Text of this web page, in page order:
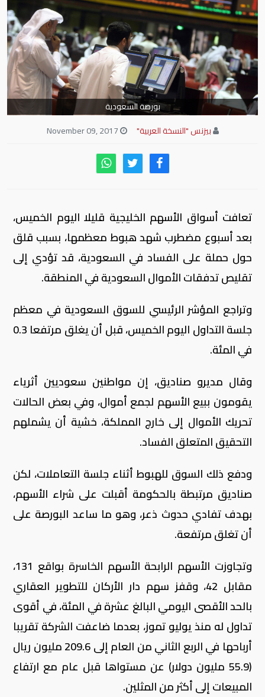
بورصة السعودية
بيزنس "النسخة العربية"
تعافت أسواق الأسهم الخليجية قليلا اليوم الخميس،
بعد أسبوع مضطرب شهد هبوط معظمها، بسبب قلق
حول حملة على الفساد في السعودية، قد تؤدي إلى
تقليص تدفقات الأموال السعودية في المنطقة.
وتراجع المؤشر الرئيسي للسوق السعودية في معظم
جلسة التداول اليوم الخميس، قبل أن يغلق مرتفعا 0.3
في المئة.
وقال مديرو صناديق، إن مواطنين سعوديين أثرياء
يقومون ببيع الأسهم لجمع أموال، وفي بعض الحالات
تحريك الأموال إلى خارج المملكة، خشية أن يشملهم
التحقيق المتعلق الفساد.
ودفع ذلك السوق للهبوط أثناء جلسة التعاملات، لكن
صناديق مرتبطة بالحكومة أقبلت على شراء الأسهم،
بهدف تفادي حدوث ذعر، وهو ما ساعد البورصة على
أن تغلق مرتفعة.
وتجاوزت الأسهم الرابحة الأسهم الخاسرة بواقع 131،
مقابل 42، وقفز سهم دار الأركان للتطوير العقاري
بالحد الأقصى اليومي البالغ عشرة في المئة، في أقوى
تداول له منذ يوليو تموز، بعدما ضاعفت الشركة تقريبا
أرباحها في الربع الثاني من العام إلى 209.6 مليون ريال
(55.9 مليون دولار) عن مستواها قبل عام مع ارتفاع
المبيعات إلى أكثر من المثلين.